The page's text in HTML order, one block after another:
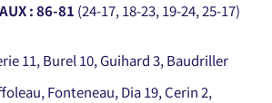
: 86-81 (24-17, 18-23, 19-24, 25-17)
11, Burel 10, Guihard 3, Baudriller
Fonteneau, Dia 19, Cerin 2,